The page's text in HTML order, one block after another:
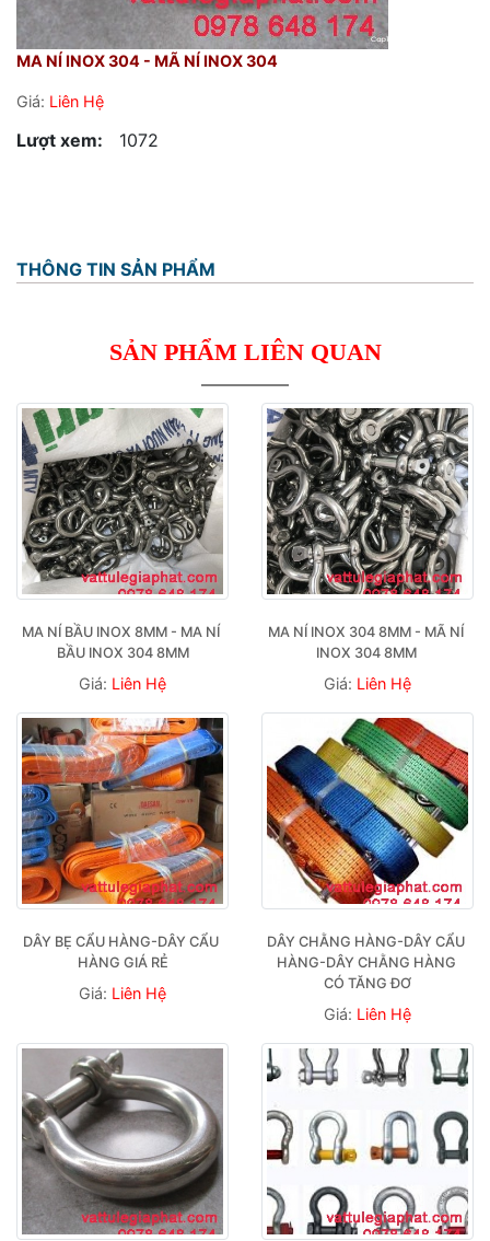
MA NÍ INOX 304 - MÃ NÍ INOX 304
Giá: Liên Hệ
Lượt xem: 1072
THÔNG TIN SẢN PHẨM
SẢN PHẨM LIÊN QUAN
MA NÍ BẦU INOX 8MM - MA NÍ
BẦU INOX 304 8MM
Giá: Liên Hệ
MA NÍ INOX 304 8MM - MÃ NÍ
INOX 304 8MM
Giá: Liên Hệ
DÂY BẸ CẨU HÀNG-DÂY CẨU
HÀNG GIÁ RẺ
Giá: Liên Hệ
DÂY CHẰNG HÀNG-DÂY CẨU
HÀNG-DÂY CHẰNG HÀNG
CÓ TĂNG ĐƠ
Giá: Liên Hệ